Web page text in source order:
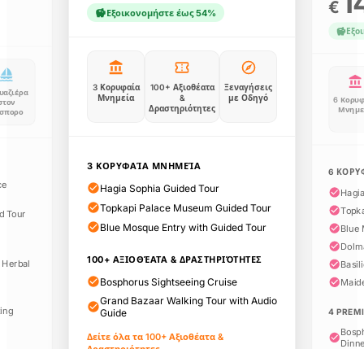
Tour
Εξοικονομήστε έως 54%
3 Κορυφαία
Μνημεία
100+ Αξιοθέατα
&
Δραστηριότητες
Ξεναγήσεις
με Οδηγό
3 ΚΟΡΥΦΑΊΑ ΜΝΗΜΕΊΑ
Hagia Sophia Guided Tour
Topkapi Palace Museum Guided Tour
Blue Mosque Entry with Guided Tour
100+ ΑΞΙΟΘΈΑΤΑ & ΔΡΑΣΤΗΡΙΌΤΗΤΕΣ
Bosphorus Sightseeing Cruise
Grand Bazaar Walking Tour with Audio
Guide
Δείτε όλα τα 100+ Αξιοθέατα &
100+ Αξιοθέατα &
Δραστηριότητες
×
Είσοδος στο Παλάτι
Yildiz χωρίς αναμονή
στην ουρά εισιτηρίων
με Ηχητικό Οδηγό
€
6
6
Blue
4
4